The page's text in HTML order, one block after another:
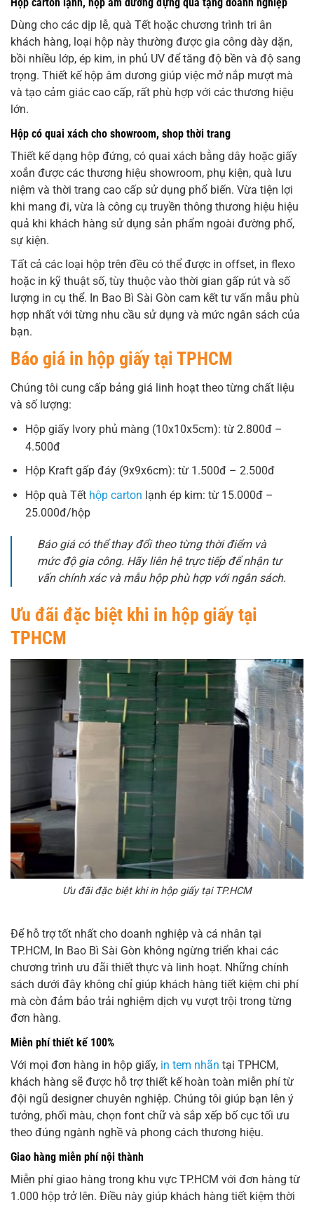
Dùng cho các dịp lễ, quà Tết hoặc chương trình tri ân
khách hàng, loại hộp này thường được gia công dày dặn,
bồi nhiều lớp, ép kim, in phủ UV để tăng độ bền và độ sang
trọng. Thiết kế hộp âm dương giúp việc mở nắp mượt mà
và tạo cảm giác cao cấp, rất phù hợp với các thương hiệu
lớn.
Hộp có quai xách cho showroom, shop thời trang
Thiết kế dạng hộp đứng, có quai xách bằng dây hoặc giấy
xoắn được các thương hiệu showroom, phụ kiện, quà lưu
niệm và thời trang cao cấp sử dụng phổ biến. Vừa tiện lợi
khi mang đi, vừa là công cụ truyền thông thương hiệu hiệu
quả khi khách hàng sử dụng sản phẩm ngoài đường phố,
sự kiện.
Tất cả các loại hộp trên đều có thể được in offset, in flexo
hoặc in kỹ thuật số, tùy thuộc vào thời gian gấp rút và số
lượng in cụ thể. In Bao Bì Sài Gòn cam kết tư vấn mẫu phù
hợp nhất với từng nhu cầu sử dụng và mức ngân sách của
bạn.
Báo giá in hộp giấy tại TPHCM
Chúng tôi cung cấp bảng giá linh hoạt theo từng chất liệu
và số lượng:
Hộp giấy Ivory phủ màng (10x10x5cm): từ 2.800đ –
4.500đ
Hộp Kraft gấp đáy (9x9x6cm): từ 1.500đ – 2.500đ
Hộp quà Tết hộp carton lạnh ép kim: từ 15.000đ –
25.000đ/hộp
Báo giá có thể thay đổi theo từng thời điểm và
mức độ gia công. Hãy liên hệ trực tiếp để nhận tư
vấn chính xác và mẫu hộp phù hợp với ngân sách.
Ưu đãi đặc biệt khi in hộp giấy tại
TPHCM
Ưu đãi đặc biệt khi in hộp giấy tại TP.HCM
Để hỗ trợ tốt nhất cho doanh nghiệp và cá nhân tại
TP.HCM, In Bao Bì Sài Gòn không ngừng triển khai các
chương trình ưu đãi thiết thực và linh hoạt. Những chính
sách dưới đây không chỉ giúp khách hàng tiết kiệm chi phí
mà còn đảm bảo trải nghiệm dịch vụ vượt trội trong từng
đơn hàng.
Miễn phí thiết kế 100%
Với mọi đơn hàng in hộp giấy, in tem nhãn tại TPHCM,
khách hàng sẽ được hỗ trợ thiết kế hoàn toàn miễn phí từ
đội ngũ designer chuyên nghiệp. Chúng tôi giúp bạn lên ý
tưởng, phối màu, chọn font chữ và sắp xếp bố cục tối ưu
theo đúng ngành nghề và phong cách thương hiệu.
Giao hàng miễn phí nội thành
Miễn phí giao hàng trong khu vực TP.HCM với đơn hàng từ
1.000 hộp trở lên. Điều này giúp khách hàng tiết kiệm thời